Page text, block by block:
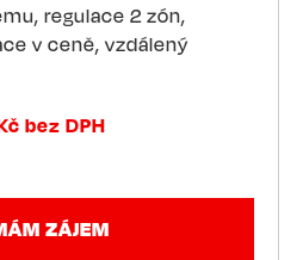
regulace 2 zón,
v ceně, vzdálený
bez DPH
ZÁJEM